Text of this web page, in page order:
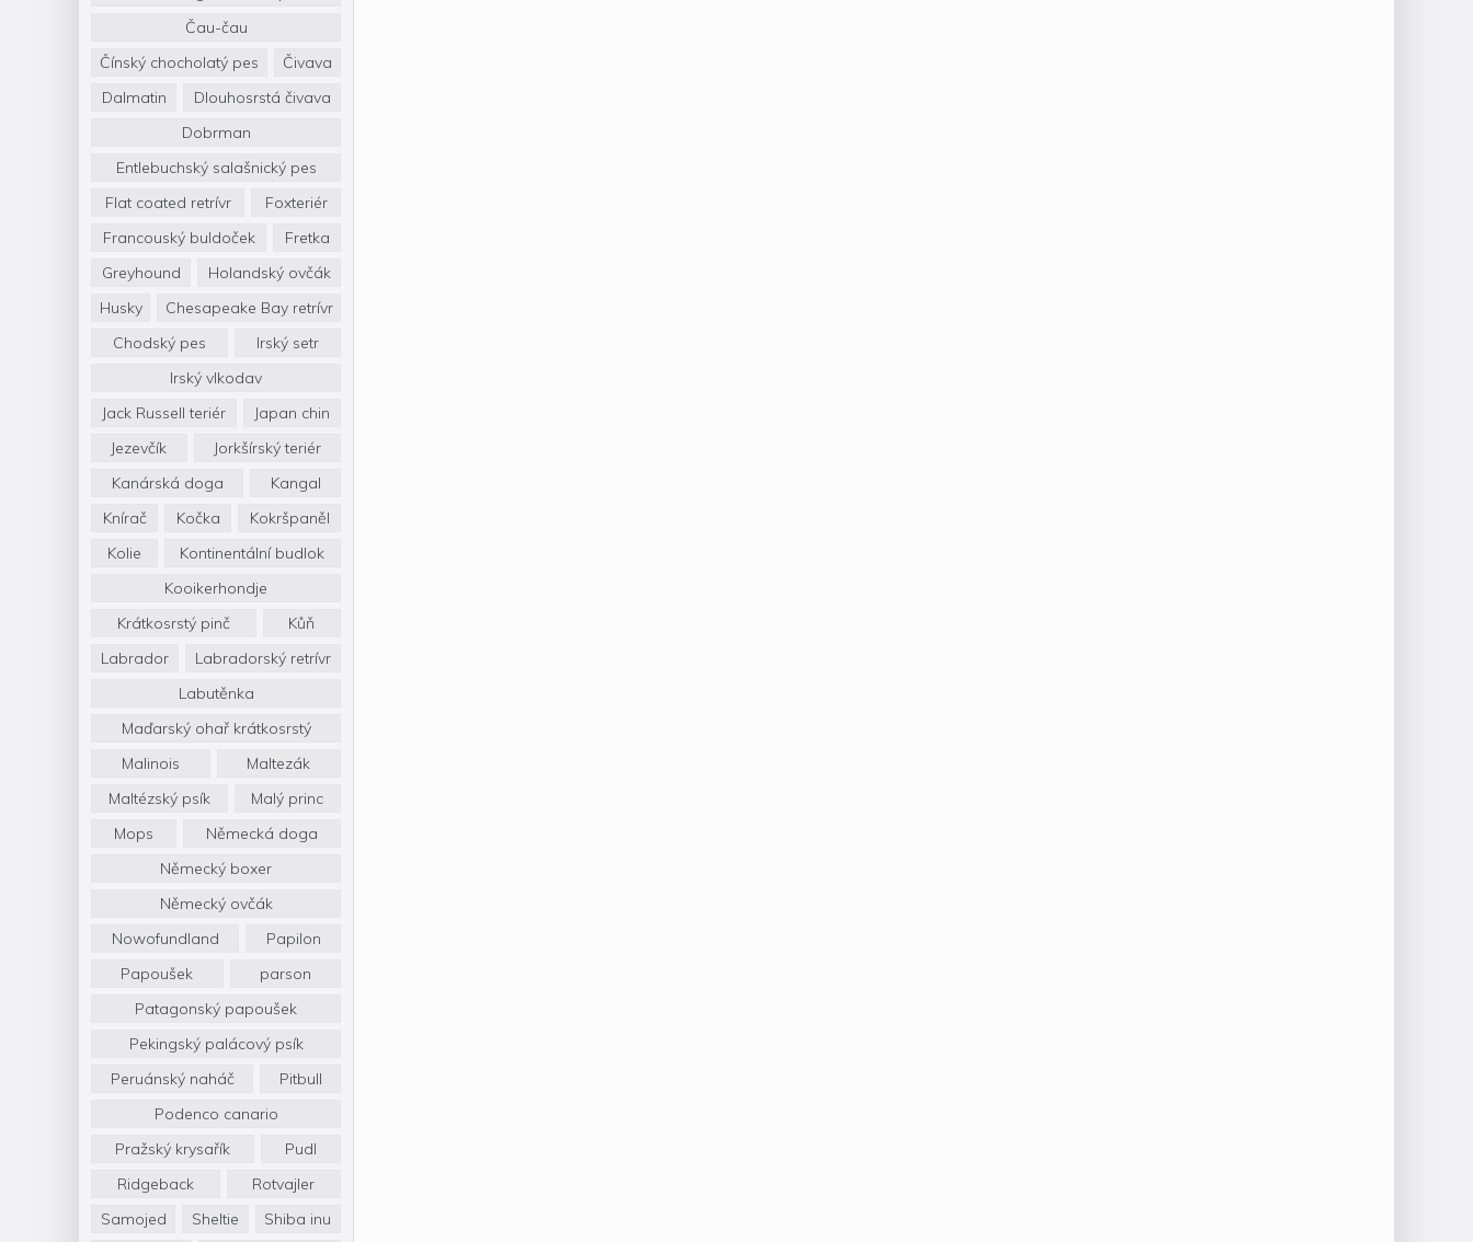
Čau-čau
Čínský chocholatý pes
Čivava
Dalmatin
Dlouhosrstá čivava
Dobrman
Entlebuchský salašnický pes
Flat coated retrívr
Foxteriér
Francouský buldoček
Fretka
Greyhound
Holandský ovčák
Husky
Chesapeake Bay retrívr
Chodský pes
Irský setr
Irský vlkodav
Jack Russell teriér
Japan chin
Jezevčík
Jorkšírský teriér
Kanárská doga
Kangal
Knírač
Kočka
Kokršpaněl
Kolie
Kontinentální budlok
Kooikerhondje
Krátkosrstý pinč
Kůň
Labrador
Labradorský retrívr
Labutěnka
Maďarský ohař krátkosrstý
Malinois
Maltezák
Maltézský psík
Malý princ
Mops
Německá doga
Německý boxer
Německý ovčák
Nowofundland
Papilon
Papoušek
parson
Patagonský papoušek
Pekingský palácový psík
Peruánský naháč
Pitbull
Podenco canario
Pražský krysařík
Pudl
Ridgeback
Rotvajler
Samojed
Sheltie Shiba inu